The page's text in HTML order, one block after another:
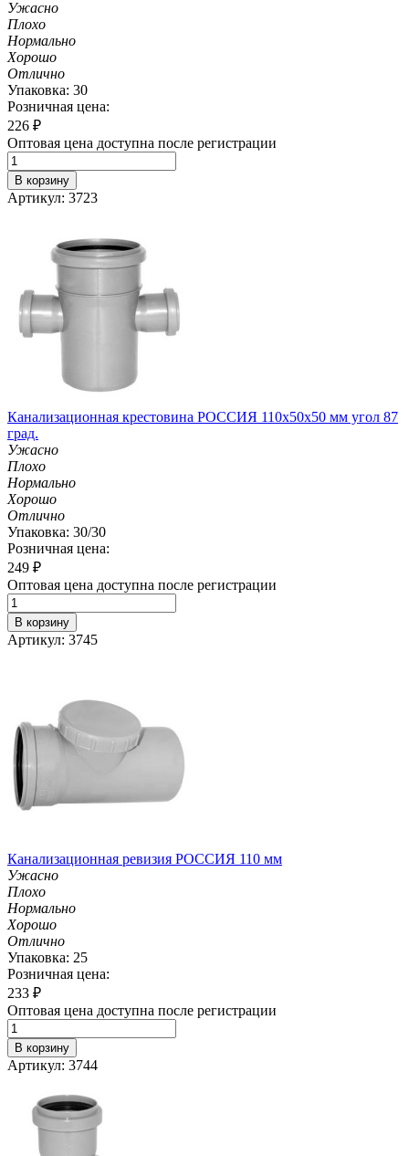
Ужасно
Плохо
Нормально
Хорошо
Отлично
Упаковка: 30
Розничная цена:
226 ₽
Оптовая цена доступна после регистрации
В корзину
Артикул: 3723
Канализационная крестовина РОССИЯ 110х50х50 мм угол 87
град.
Ужасно
Плохо
Нормально
Хорошо
Отлично
Упаковка: 30/30
Розничная цена:
249 ₽
Оптовая цена доступна после регистрации
В корзину
Артикул: 3745
Канализационная ревизия РОССИЯ 110 мм
Ужасно
Плохо
Нормально
Хорошо
Отлично
Упаковка: 25
Розничная цена:
233 ₽
Оптовая цена доступна после регистрации
В корзину
Артикул: 3744